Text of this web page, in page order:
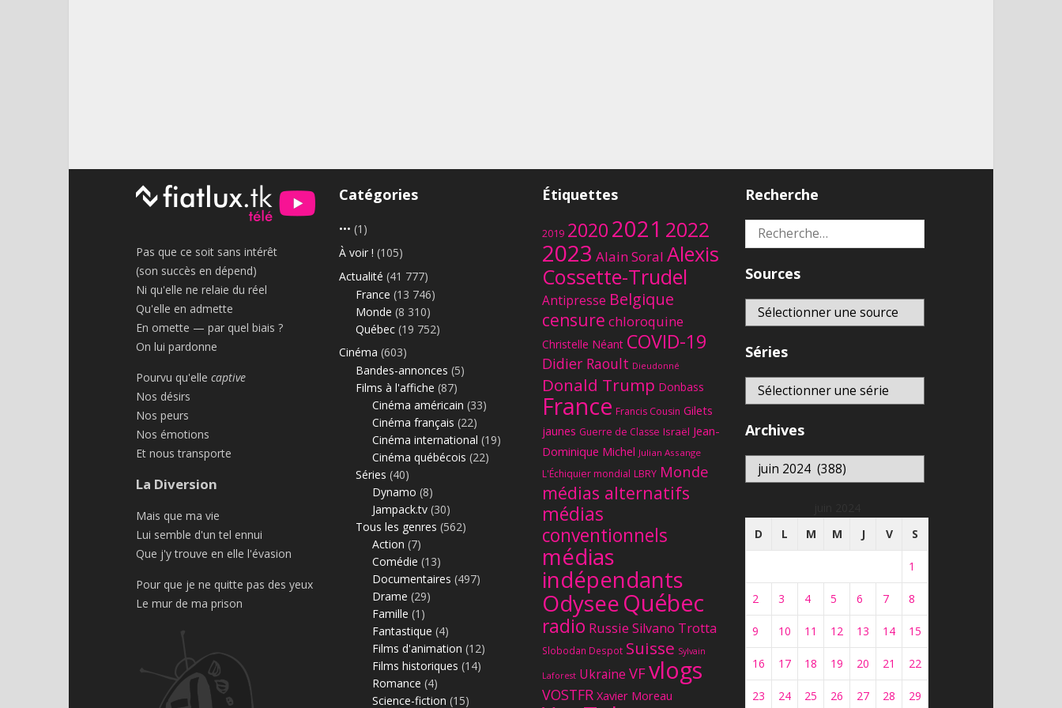
Pas que ce soit sans intérêt
(son succès en dépend)
Ni qu'elle ne relaie du réel
Qu'elle en admette
En omette — par quel biais ?
On lui pardonne
Pourvu qu'elle captive
Nos désirs
Nos peurs
Nos émotions
Et nous transporte
La Diversion
Mais que ma vie
Lui semble d'un tel ennui
Que j'y trouve en elle l'évasion
Pour que je ne quitte pas des yeux
Le mur de ma prison
Catégories
••• (1)
À voir ! (105)
Actualité (41 777)
France (13 746)
Monde (8 310)
Québec (19 752)
Cinéma (603)
Bandes-annonces (5)
Films à l'affiche (87)
Cinéma américain (33)
Cinéma français (22)
Cinéma international (19)
Cinéma québécois (22)
Séries (40)
Dynamo (8)
Jampack.tv (30)
Tous les genres (562)
Action (7)
Comédie (13)
Documentaires (497)
Drame (29)
Famille (1)
Fantastique (4)
Films d'animation (12)
Films historiques (14)
Romance (4)
Science-fiction (15)
Étiquettes
2019 20202021 2022
2023 Alain Soral Alexis
Cossette-Trudel
Antipresse Belgique
censure chloroquine
Christelle Néant COVID-19
Didier Raoult Dieudonné
Donald Trump Donbass
France Francis Cousin Gilets
jaunes Guerre de Classe Israël Jean-
Dominique Michel Julian Assange
L'Échiquier mondial LBRY Monde
médias alternatifs
médias
conventionnels
médias
indépendants
OdyseeQuébec
radio Russie Silvano Trotta
Slobodan Despot Suisse Sylvain
Laforest Ukraine VFvlogs
VOSTFR Xavier Moreau
Recherche
Rechercher :
Sources
Séries
Archives
Archives
D
L M M J V S
1
2 3 4 5 6 7 8
9 10 11 12 13 14 15
16 17 18 19 20 21 22
23 24 25 26 27 28 29